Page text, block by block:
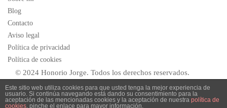
Blog
Contacto
Aviso legal
Política de privacidad
Política de cookies
© 2024 Honorio Jorge. Todos los derechos reservados.
Este sitio web utiliza cookies para que usted tenga la mejor experiencia de
usuario. Si continúa navegando está dando su consentimiento para la
aceptación de las mencionadas cookies y la aceptación de nuestra política de
cookies , pinche el enlace para mayor información.